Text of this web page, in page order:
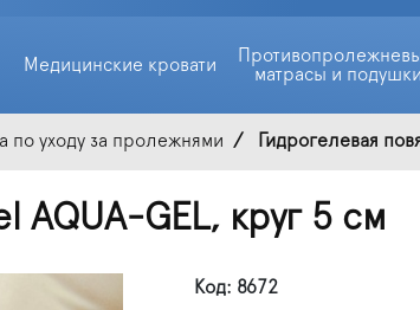
Медицинские кровати
матрасы и подушки
по уходу за пролежнями Гидрогелевая
AQUA-GEL, круг 5 см
Код: 8672